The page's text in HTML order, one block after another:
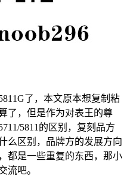
了，本文原本想复制粘
了，但是作为对表王的尊
5811的区别，复刻品方
么区别，品牌方的发展方向
都是一些重复的东西，那小
流吧。